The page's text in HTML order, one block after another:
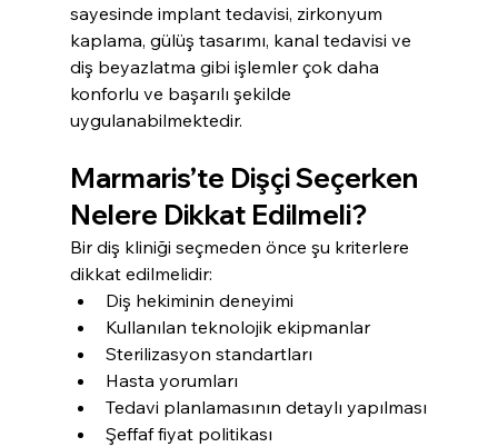
sayesinde implant tedavisi, zirkonyum
kaplama, gülüş tasarımı, kanal tedavisi ve
diş beyazlatma gibi işlemler çok daha
konforlu ve başarılı şekilde
uygulanabilmektedir.
Marmaris’te Dişçi Seçerken
Nelere Dikkat Edilmeli?
Bir diş kliniği seçmeden önce şu kriterlere
dikkat edilmelidir:
Diş hekiminin deneyimi
Kullanılan teknolojik ekipmanlar
Sterilizasyon standartları
Hasta yorumları
Tedavi planlamasının detaylı yapılması
Şeffaf fiyat politikası